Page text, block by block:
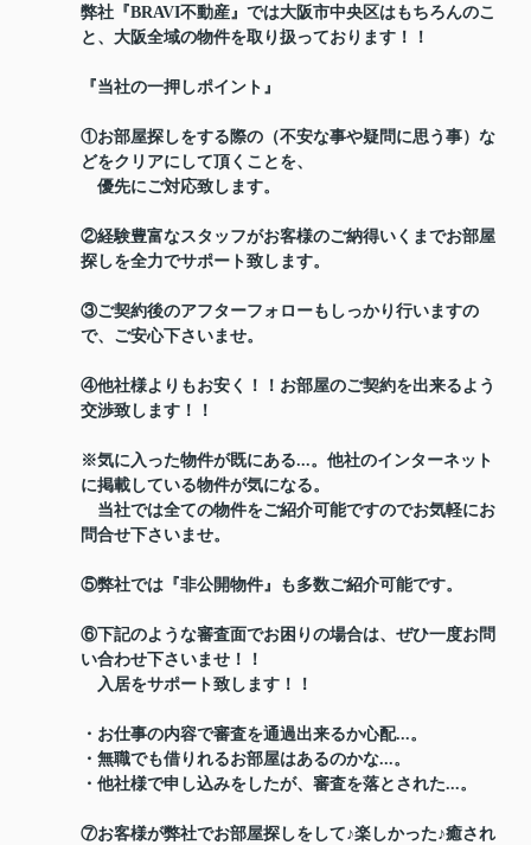
弊社『BRAVI不動産』では大阪市中央区はもちろんのこ
と、大阪全域の物件を取り扱っております！！
『当社の一押しポイント』
①お部屋探しをする際の（不安な事や疑問に思う事）な
どをクリアにして頂くことを、
優先にご対応致します。
②経験豊富なスタッフがお客様のご納得いくまでお部屋
探しを全力でサポート致します。
③ご契約後のアフターフォローもしっかり行いますの
で、ご安心下さいませ。
④他社様よりもお安く！！お部屋のご契約を出来るよう
交渉致します！！
※気に入った物件が既にある...。他社のインターネット
に掲載している物件が気になる。
当社では全ての物件をご紹介可能ですのでお気軽にお
問合せ下さいませ。
⑤弊社では『非公開物件』も多数ご紹介可能です。
⑥下記のような審査面でお困りの場合は、ぜひ一度お問
い合わせ下さいませ！！
入居をサポート致します！！
・お仕事の内容で審査を通過出来るか心配...。
・無職でも借りれるお部屋はあるのかな...。
・他社様で申し込みをしたが、審査を落とされた...。
⑦お客様が弊社でお部屋探しをして♪楽しかった♪癒され